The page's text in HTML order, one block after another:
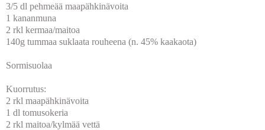
3/5 dl pehmeää maapähkinävoita
1 kananmuna
2 rkl kermaa/maitoa
140g tummaa suklaata rouheena (n. 45% kaakaota)
Sormisuolaa
Kuorrutus:
2 rkl maapähkinävoita
1 dl tomusokeria
2 rkl maitoa/kylmää vettä